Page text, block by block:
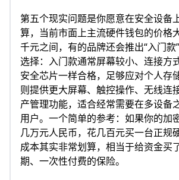
第五个现实问题是你愿意在安全设备
算，当前市面上主流硬件钱包的价格
千元之间，有的品牌还会推出“入门款
选择：入门款通常屏幕较小、连接方
安全芯片一样合格，足够应对个人存
则提供更大屏幕、触控操作、无线连
产管理功能，适合经常需要在多设备
用户。一个简单的参考：如果你的加
几万元人民币，花几百元买一台正规
成本其实非常划算，相当于给资金买
期、一次性付费的保险。